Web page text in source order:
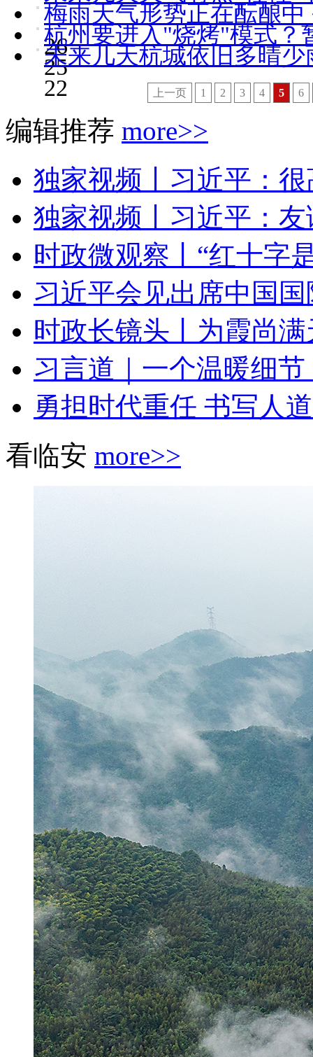
梅雨天气形势正在酝酿
26
杭州要进入"烧烤"模式？
25
未来几天杭城依旧多晴
22
上一页 1 2 3 4 5 6
编辑推荐 more>>
独家视频丨习近平：
独家视频丨习近平：
时政微观察丨“红十字
习近平会见出席中国
时政长镜头丨为霞尚满
习言道｜一个温暖细
勇担时代重任 书写人
看临安 more>>